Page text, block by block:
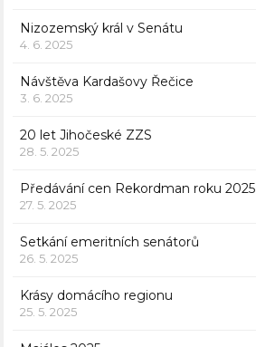
Nizozemský král v Senátu
4. 6. 2025
Návštěva Kardašovy Řečice
3. 6. 2025
20 let Jihočeské ZZS
28. 5. 2025
Předávání cen Rekordman roku 2025
27. 5. 2025
Setkání emeritních senátorů
26. 5. 2025
Krásy domácího regionu
25. 5. 2025